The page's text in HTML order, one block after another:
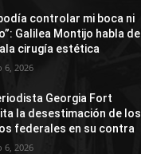
controlar mi boca ni
Galilea Montijo habla de
cirugía estética
6, 2026
Georgia Fort
la desestimación de los
federales en su contra
6, 2026